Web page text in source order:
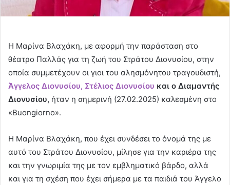
Η Μαρίνα Βλαχάκη, με αφορμή την παράσταση στο
θέατρο Παλλάς για τη ζωή του Στράτου Διονυσίου, στην
οποία συμμετέχουν οι γιοι του αλησμόνητου τραγουδιστή,
Άγγελος Διονυσίου, Στέλιος Διονυσίου και ο Διαμαντής
Διονυσίου, ήταν η σημερινή (27.02.2025) καλεσμένη στο
«Buongiorno».
Η Μαρίνα Βλαχάκη, που έχει συνδέσει το όνομά της με
αυτό του Στράτου Διονυσίου, μίλησε για την καριέρα της
και την γνωριμία της με τον εμβληματικό βάρδο, αλλά
και για τη σχέση που έχει σήμερα με τα παιδιά του Άγγελο